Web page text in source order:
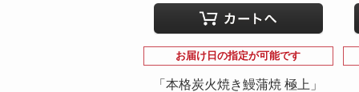
お届け日の指定が可能です
「本格炭火焼き鰻蒲焼 極上」